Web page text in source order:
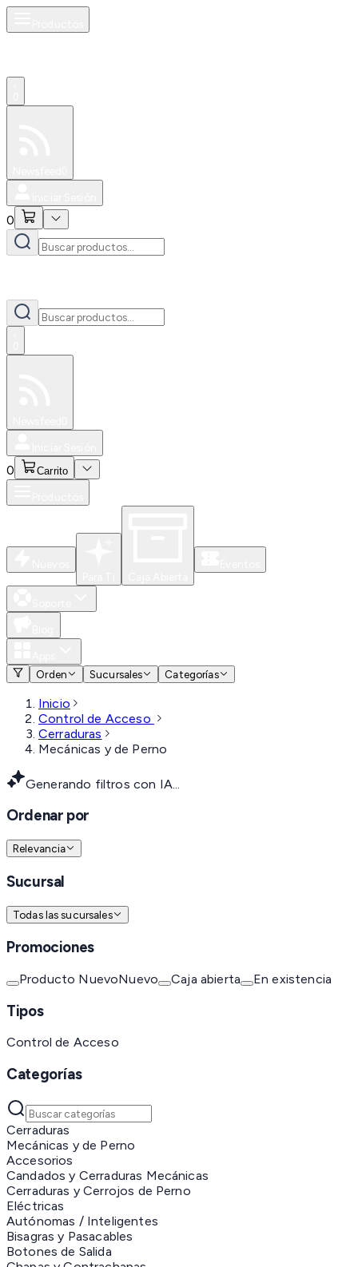
0
0 Carrito
Orden
Sucursales Categorías
Inicio
Control de Acceso
Cerraduras
Mecánicas y de Perno
Generando filtros con IA...
Ordenar por
Relevancia
Sucursal
Todas las sucursales
Promociones
Producto NuevoNuevo Caja abierta En existencia
Tipos
Control de Acceso
Categorías
Cerraduras
Mecánicas y de Perno
Accesorios
Candados y Cerraduras Mecánicas
Cerraduras y Cerrojos de Perno
Eléctricas
Autónomas / Inteligentes
Bisagras y Pasacables
Botones de Salida